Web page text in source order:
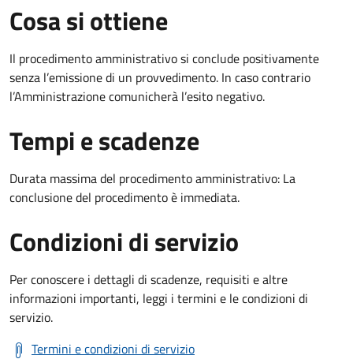
Cosa si ottiene
Il procedimento amministrativo si conclude positivamente
senza l’emissione di un provvedimento. In caso contrario
l’Amministrazione comunicherà l’esito negativo.
Tempi e scadenze
Durata massima del procedimento amministrativo: La
conclusione del procedimento è immediata.
Condizioni di servizio
Per conoscere i dettagli di scadenze, requisiti e altre
informazioni importanti, leggi i termini e le condizioni di
servizio.
Termini e condizioni di servizio